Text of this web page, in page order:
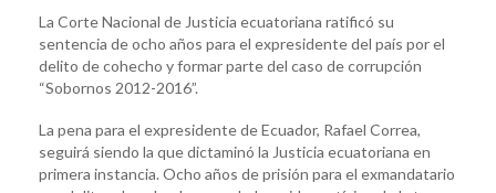
La Corte Nacional de Justicia ecuatoriana ratificó su
sentencia de ocho años para el expresidente del país por el
delito de cohecho y formar parte del caso de corrupción
“Sobornos 2012-2016”.
La pena para el expresidente de Ecuador, Rafael Correa,
seguirá siendo la que dictaminó la Justicia ecuatoriana en
primera instancia. Ocho años de prisión para el exmandatario